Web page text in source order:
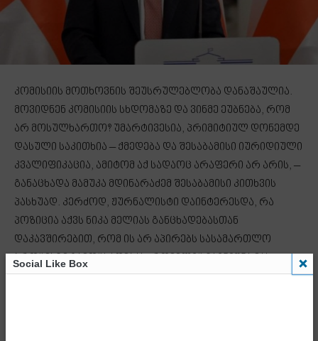
კომისიის მოთხოვნის შეუსრულებლობა დანაშაულია.
მოვიდნენ კომისიის სხდომაზე და ვინმე ეუბნება, რომ
არ მოსულხართო? უმარტივესია, პრიმიტიულ დონემდე
დასული საკითხია – ქმედება და შესაბამისი იურიდიული
კვალიფიკაცია, ამიტომ აქ სადაოც არაფერი არ არის, –
განაცხადა მამუკა მდინარაძემ შესაბამისი კითხვის
პასხუად. კერძოდ, ჟურნალისტი დაინტერესდა, რა
პოზიცია აქვს ნიკა მელიას განცხადებასთან
დაკავშირებით, რომ ის არ აპირებს სასამართლო
პროცესზე გამოცხადებას, რომელიც ჩაინიშნა მას
შემდეგ, რაც მან საგამოძიებო კომისიაზე
Social Like Box